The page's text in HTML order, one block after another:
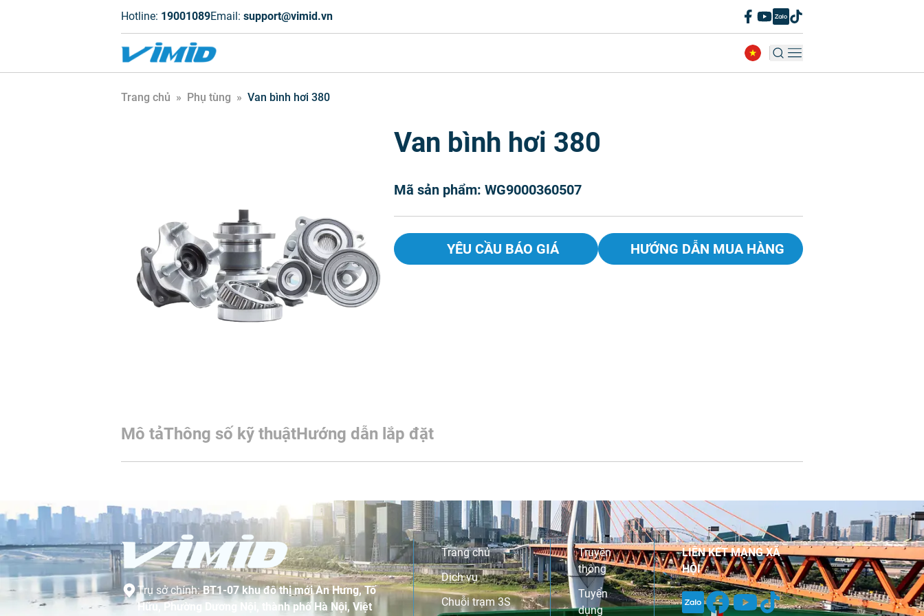
Hotline: 19001089Email: support@vimid.vn
Trang chủ » Phụ tùng » Van bình hơi 380
Van bình hơi 380
Mã sản phẩm: WG9000360507
YÊU CẦU BÁO GIÁ HƯỚNG DẪN MUA HÀNG
Mô tảThông số kỹ thuậtHướng dẫn lắp đặt
Trụ sở chính:BT1-07 khu đô thị mới An Hưng, Tố
Hữu, Phường Dương Nội, thành phố Hà Nội, Việt
Trang chủ
Dịch vụ
Chuỗi trạm 3S
Truyền
thông
Tuyển
dụng
LIÊN KẾT MẠNG XÃ
HỘI